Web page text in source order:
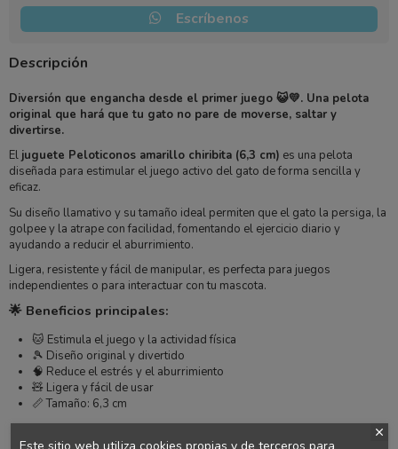
Escríbenos
Descripción
Diversión que engancha desde el primer juego 😺💛. Una pelota
original que hará que tu gato no pare de moverse, saltar y
divertirse.
El juguete Peloticonos amarillo chiribita (6,3 cm) es una pelota
diseñada para estimular el juego activo del gato de forma sencilla y
eficaz.
Su diseño llamativo y su tamaño ideal permiten que el gato la persiga, la
golpee y la atrape con facilidad, fomentando el ejercicio diario y
ayudando a reducir el aburrimiento.
Ligera, resistente y fácil de manipular, es perfecta para juegos
independientes o para interactuar con tu mascota.
🌟 Beneficios principales:
🐱 Estimula el juego y la actividad física
🎾 Diseño original y divertido
🧠 Reduce el estrés y el aburrimiento
🧸 Ligera y fácil de usar
📏 Tamaño: 6,3 cm